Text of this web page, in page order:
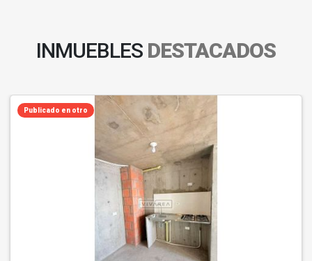
INMUEBLES DESTACADOS
Publicado en otro